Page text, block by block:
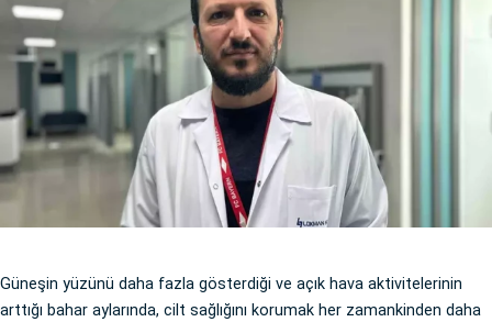
Güneşin yüzünü daha fazla gösterdiği ve açık hava aktivitelerinin
arttığı bahar aylarında, cilt sağlığını korumak her zamankinden daha